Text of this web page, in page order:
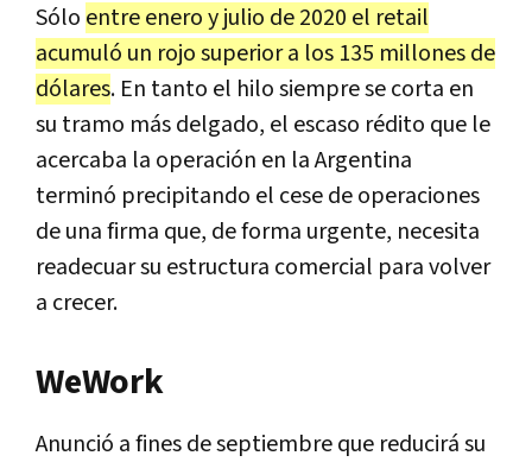
Sólo entre enero y julio de 2020 el retail
acumuló un rojo superior a los 135 millones de
dólares. En tanto el hilo siempre se corta en
su tramo más delgado, el escaso rédito que le
acercaba la operación en la Argentina
terminó precipitando el cese de operaciones
de una firma que, de forma urgente, necesita
readecuar su estructura comercial para volver
a crecer.
WeWork
Anunció a fines de septiembre que reducirá su